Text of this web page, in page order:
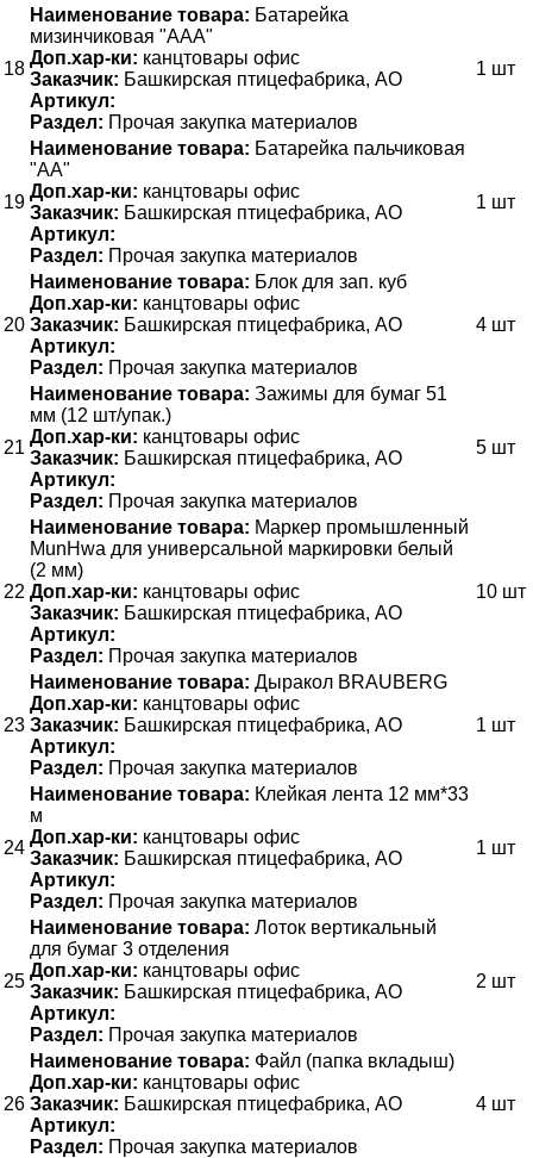
18
Наименование товара: Батарейка
мизинчиковая "ААА"
Доп.хар-ки: канцтовары офис
Заказчик: Башкирская птицефабрика, АО
Артикул:
Раздел: Прочая закупка материалов
1 шт
19
Наименование товара: Батарейка пальчиковая
"АА"
Доп.хар-ки: канцтовары офис
Заказчик: Башкирская птицефабрика, АО
Артикул:
Раздел: Прочая закупка материалов
1 шт
20
Наименование товара: Блок для зап. куб
Доп.хар-ки: канцтовары офис
Заказчик: Башкирская птицефабрика, АО
Артикул:
Раздел: Прочая закупка материалов
4 шт
21
Наименование товара: Зажимы для бумаг 51
мм (12 шт/упак.)
Доп.хар-ки: канцтовары офис
Заказчик: Башкирская птицефабрика, АО
Артикул:
Раздел: Прочая закупка материалов
5 шт
22
Наименование товара: Маркер промышленный
MunHwa для универсальной маркировки белый
(2 мм)
Доп.хар-ки: канцтовары офис
Заказчик: Башкирская птицефабрика, АО
Артикул:
Раздел: Прочая закупка материалов
10 шт
23
Наименование товара: Дыракол BRAUBERG
Доп.хар-ки: канцтовары офис
Заказчик: Башкирская птицефабрика, АО
Артикул:
Раздел: Прочая закупка материалов
1 шт
24
Наименование товара: Клейкая лента 12 мм*33
м
Доп.хар-ки: канцтовары офис
Заказчик: Башкирская птицефабрика, АО
Артикул:
Раздел: Прочая закупка материалов
1 шт
25
Наименование товара: Лоток вертикальный
для бумаг 3 отделения
Доп.хар-ки: канцтовары офис
Заказчик: Башкирская птицефабрика, АО
Артикул:
Раздел: Прочая закупка материалов
2 шт
26
Наименование товара: Файл (папка вкладыш)
Доп.хар-ки: канцтовары офис
Заказчик: Башкирская птицефабрика, АО
Артикул:
Раздел: Прочая закупка материалов
4 шт